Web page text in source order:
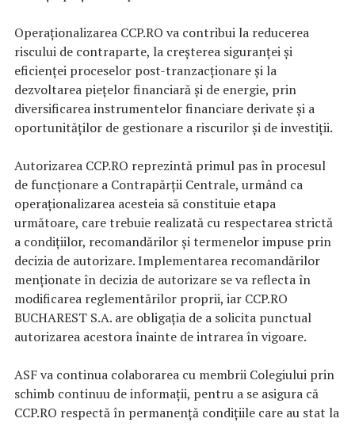
Operaționalizarea CCP.RO va contribui la reducerea
riscului de contraparte, la creșterea siguranței și
eficienței proceselor post-tranzacționare și la
dezvoltarea piețelor financiară și de energie, prin
diversificarea instrumentelor financiare derivate și a
oportunităților de gestionare a riscurilor și de investiții.
Autorizarea CCP.RO reprezintă primul pas în procesul
de funcționare a Contrapărții Centrale, urmând ca
operaționalizarea acesteia să constituie etapa
următoare, care trebuie realizată cu respectarea strictă
a condițiilor, recomandărilor și termenelor impuse prin
decizia de autorizare. Implementarea recomandărilor
menționate în decizia de autorizare se va reflecta în
modificarea reglementărilor proprii, iar CCP.RO
BUCHAREST S.A. are obligația de a solicita punctual
autorizarea acestora înainte de intrarea în vigoare.
ASF va continua colaborarea cu membrii Colegiului prin
schimb continuu de informații, pentru a se asigura că
CCP.RO respectă în permanență condițiile care au stat la